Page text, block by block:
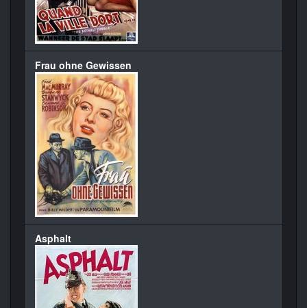
Frau ohne Gewissen
Asphalt